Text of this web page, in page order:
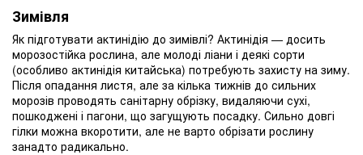
Зимівля
Як підготувати актинідію до зимівлі? Актинідія — досить
морозостійка рослина, але молоді ліани і деякі сорти
(особливо актинідія китайська) потребують захисту на зиму.
Після опадання листя, але за кілька тижнів до сильних
морозів проводять санітарну обрізку, видаляючи сухі,
пошкоджені і пагони, що загущують посадку. Сильно довгі
гілки можна вкоротити, але не варто обрізати рослину
занадто радикально.